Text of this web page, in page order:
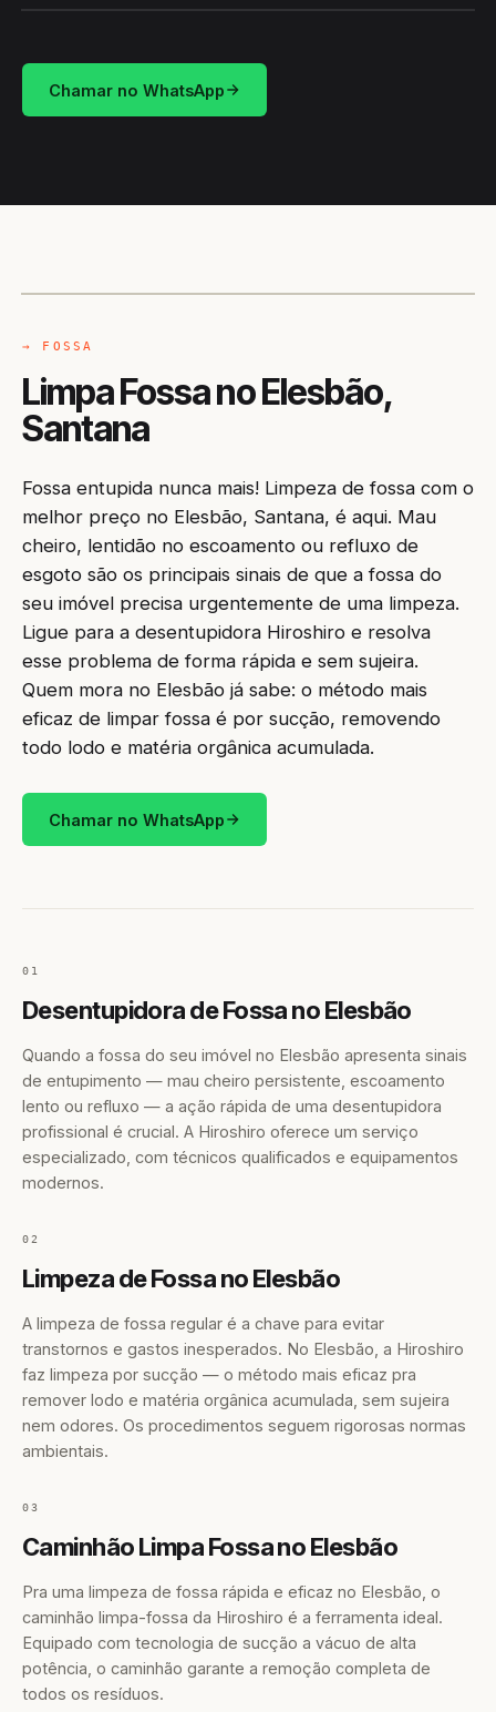
Chamar no WhatsApp
→ FOSSA
Limpa Fossa no Elesbão,
Santana
Fossa entupida nunca mais! Limpeza de fossa com o
melhor preço no Elesbão, Santana, é aqui. Mau
cheiro, lentidão no escoamento ou refluxo de
esgoto são os principais sinais de que a fossa do
seu imóvel precisa urgentemente de uma limpeza.
Ligue para a desentupidora Hiroshiro e resolva
esse problema de forma rápida e sem sujeira.
Quem mora no Elesbão já sabe: o método mais
eficaz de limpar fossa é por sucção, removendo
todo lodo e matéria orgânica acumulada.
Chamar no WhatsApp
01
Desentupidora de Fossa no Elesbão
Quando a fossa do seu imóvel no Elesbão apresenta sinais
de entupimento — mau cheiro persistente, escoamento
lento ou refluxo — a ação rápida de uma desentupidora
profissional é crucial. A Hiroshiro oferece um serviço
especializado, com técnicos qualificados e equipamentos
modernos.
02
Limpeza de Fossa no Elesbão
A limpeza de fossa regular é a chave para evitar
transtornos e gastos inesperados. No Elesbão, a Hiroshiro
faz limpeza por sucção — o método mais eficaz pra
remover lodo e matéria orgânica acumulada, sem sujeira
nem odores. Os procedimentos seguem rigorosas normas
ambientais.
03
Caminhão Limpa Fossa no Elesbão
Pra uma limpeza de fossa rápida e eficaz no Elesbão, o
caminhão limpa-fossa da Hiroshiro é a ferramenta ideal.
Equipado com tecnologia de sucção a vácuo de alta
potência, o caminhão garante a remoção completa de
todos os resíduos.